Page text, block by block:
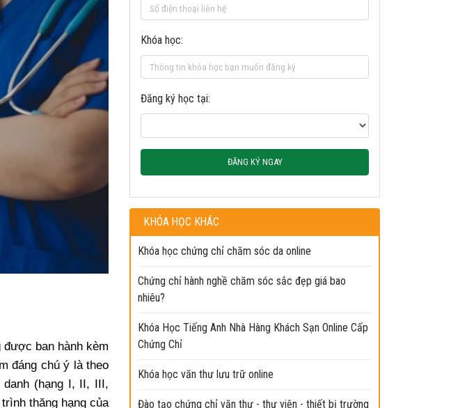
ban hành kèm
đáng chú ý là theo
(hạng I, II, III,
thăng hạng của
Khóa học:
Đăng ký học tại:
ĐĂNG KÝ NGAY
KHÓA HỌC KHÁC
Khóa học chứng chỉ chăm sóc da online
Chứng chỉ hành nghề chăm sóc sắc đẹp giá bao
nhiêu?
Khóa Học Tiếng Anh Nhà Hàng Khách Sạn Online Cấp
Chứng Chỉ
Khóa học văn thư lưu trữ online
Đào tạo chứng chỉ văn thư - thư viện - thiết bị trường